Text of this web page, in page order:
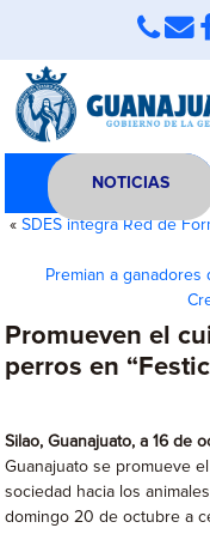
NOTICIAS
« SDES integra Red de
Premian a
Promueven el
perros en
Silao, Guanajuato, a 16 de
Guanajuato se promueve
sociedad hacia los
domingo 20 de octubre a